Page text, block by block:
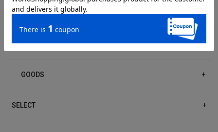
DRESS/ONE-PIECE
ACCESSORIES +
GOODS +
SELECT +